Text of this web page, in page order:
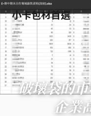
小卡包材首選
破壞袋的
企業